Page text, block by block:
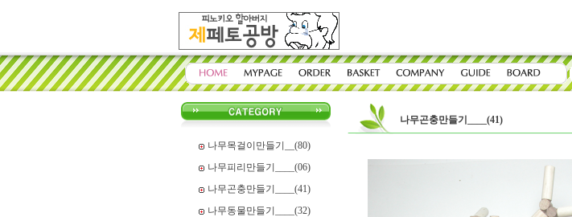
나무목걸이만들기__(80)
나무피리만들기____(06)
나무곤충만들기____(41)
나무동물만들기____(32)
나무곤충만들기____(41)